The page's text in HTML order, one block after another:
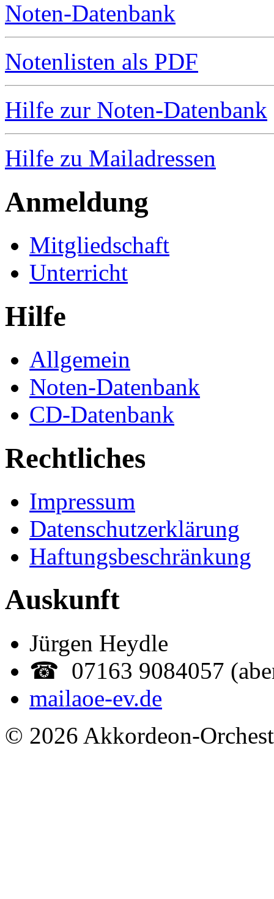
Noten-Datenbank
Notenlisten als PDF
Hilfe zur Noten-Datenbank
Hilfe zu Mailadressen
Anmeldung
Mitgliedschaft
Unterricht
Hilfe
Allgemein
Noten-Datenbank
CD-Datenbank
Rechtliches
Impressum
Datenschutzerklärung
Haftungsbeschränkung
Auskunft
Jürgen Heydle
☎ 07163 9084057
mailaoe-ev.de
© 2026 Akkordeon-